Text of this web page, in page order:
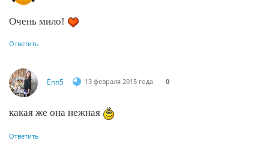
Очень мило!
Ответить
Enn5 13 февраля 2015 года 0
какая же она нежная
Ответить